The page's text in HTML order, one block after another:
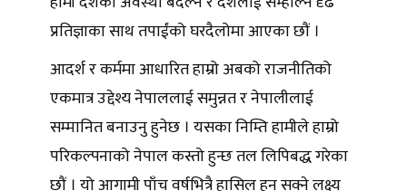
प्रतिज्ञाका साथ तपाईंको घरदैलोमा आएका छौं ।
आदर्श र कर्ममा आधारित हाम्रो अबको राजनीतिको
एकमात्र उद्देश्य नेपाललाई समुन्नत र नेपालीलाई
सम्मानित बनाउनु हुनेछ । यसका निम्ति हामीले हाम्रो
परिकल्पनाको नेपाल कस्तो हुन्छ तल लिपिबद्ध गरेका
छौं । यो आगामी पाँच वर्षभित्रै हासिल हुन सक्ने लक्ष्य